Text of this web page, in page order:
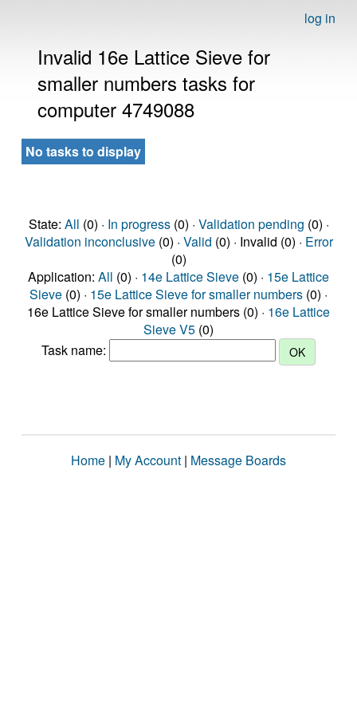
log in
Invalid 16e Lattice Sieve for
smaller numbers tasks for
computer 4749088
No tasks to display
State: All (0) · In progress(0) · Validation pending (0) ·
Validation inconclusive(0) · Valid (0) · Invalid (0) · Error
(0)
Application: All (0) · 14e Lattice Sieve (0) · 15e Lattice
Sieve (0) · 15e Lattice Sieve for smaller numbers (0) ·
16e Lattice Sieve for smaller numbers (0) · 16e Lattice
Sieve V5 (0)
Task name:
Home | My Account | Message Boards